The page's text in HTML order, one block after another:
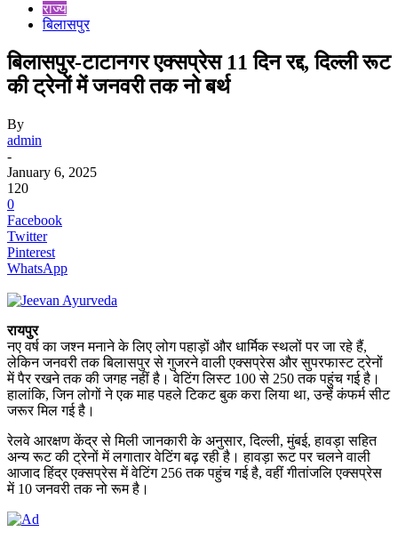
राज्य
बिलासपुर
बिलासपुर-टाटानगर एक्सप्रेस 11 दिन रद्द, दिल्ली रूट
की ट्रेनों में जनवरी तक नो बर्थ
By
admin
-
January 6, 2025
120
0
Facebook
Twitter
Pinterest
WhatsApp
रायपुर
नए वर्ष का जश्न मनाने के लिए लोग पहाड़ों और धार्मिक स्थलों पर जा रहे हैं,
लेकिन जनवरी तक बिलासपुर से गुजरने वाली एक्सप्रेस और सुपरफास्ट ट्रेनों
में पैर रखने तक की जगह नहीं है। वेटिंग लिस्ट 100 से 250 तक पहुंच गई है।
हालांकि, जिन लोगों ने एक माह पहले टिकट बुक करा लिया था, उन्हें कंफर्म सीट
जरूर मिल गई है।
रेलवे आरक्षण केंद्र से मिली जानकारी के अनुसार, दिल्ली, मुंबई, हावड़ा सहित
अन्य रूट की ट्रेनों में लगातार वेटिंग बढ़ रही है। हावड़ा रूट पर चलने वाली
आजाद हिंद्र एक्सप्रेस में वेटिंग 256 तक पहुंच गई है, वहीं गीतांजलि एक्सप्रेस
में 10 जनवरी तक नो रूम है।